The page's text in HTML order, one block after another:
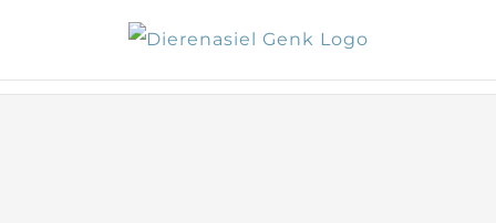
content